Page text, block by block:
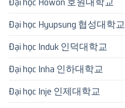
Đại học Hyupsung 협성대학교
Đại học Induk 인덕대학교
Đại học Inha 인하대학교
Đại học Inje 인제대학교